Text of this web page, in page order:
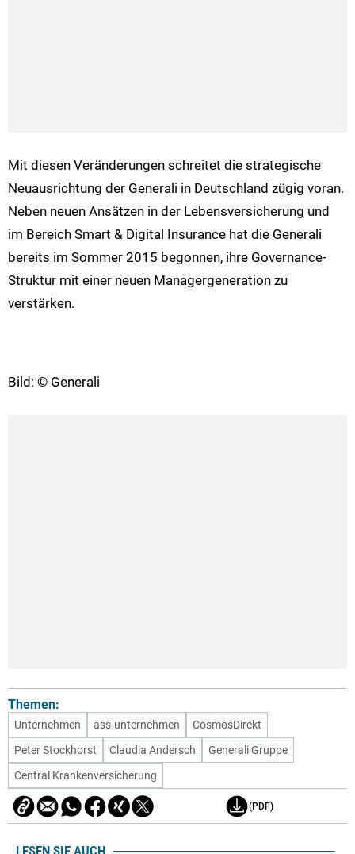
Mit diesen Veränderungen schreitet die strategische
Neuausrichtung der Generali in Deutschland zügig voran.
Neben neuen Ansätzen in der Lebensversicherung und
im Bereich Smart & Digital Insurance hat die Generali
bereits im Sommer 2015 begonnen, ihre Governance-
Struktur mit einer neuen Managergeneration zu
verstärken.
Bild: © Generali
Themen:
Unternehmen ass-unternehmen
CosmosDirekt
Peter Stockhorst
Claudia Andersch
Generali Gruppe
Central Krankenversicherung
(PDF)